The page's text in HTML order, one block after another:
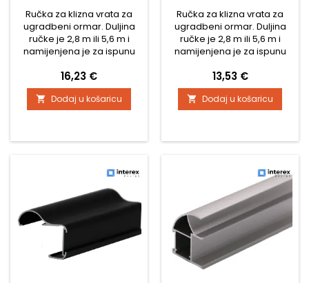
Ručka za klizna vrata za
ugradbeni ormar. Duljina
ručke je 2,8 m ili 5,6 m i
namijenjena je za ispunu
mm. Četkice za ovu vodilicu
su na klizanje, a zahvaljujući
svojoj širini sprječavaju
lupanje vrata o ormar
Cijena
16,23 €
 Dodaj u košaricu
Ručka za klizna vrata za
ugradbeni ormar. Duljina
ručke je 2,8 m ili 5,6 m i
namijenjena je za ispunu
Četkice za ovu vodilicu su
navlake i zahvaljujući
širokoj četkici vrata prilikom
zatvaranja ne udaraju o
Cijena
13,53 €
 Dodaj u košaricu